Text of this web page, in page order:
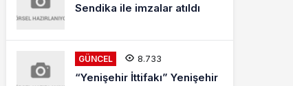
Sendika ile imzalar atıldı
GÜNCEL 8.733
“Yenişehir İttifakı” Yenişehir